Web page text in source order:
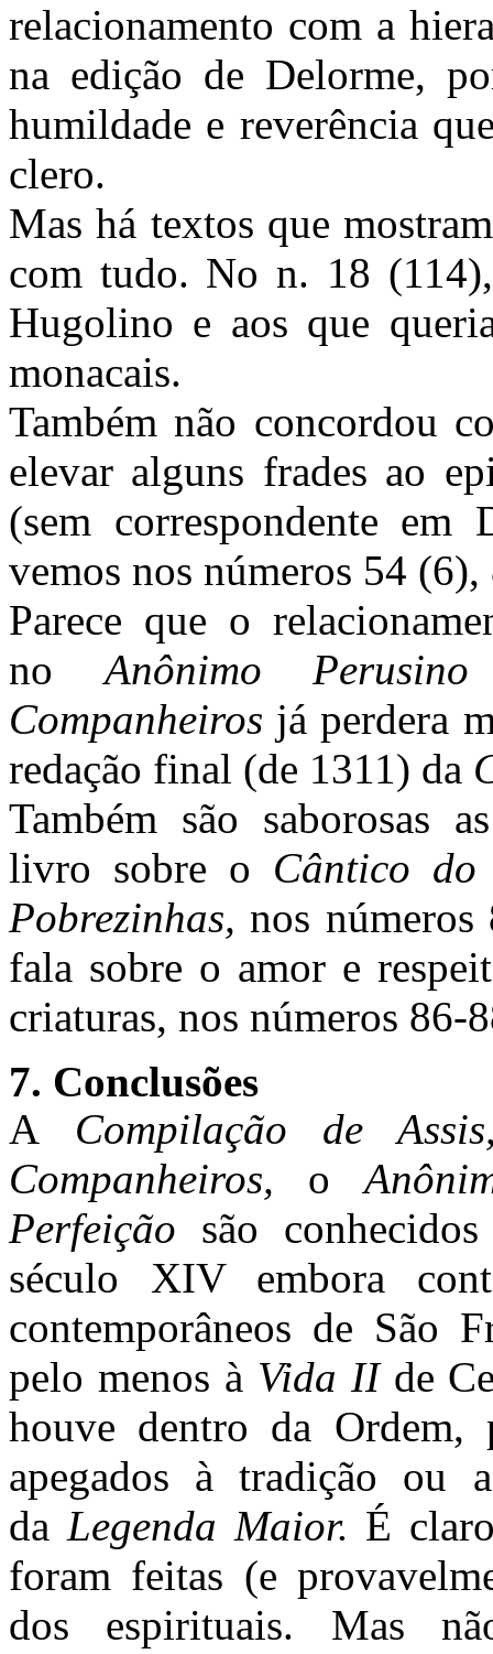
relacionamento com a
na edição de Delorme,
humildade e reverência
clero.
Mas há textos que
com tudo. No n. 18
Hugolino e aos que
monacais.
Também não concordou
elevar alguns frades ao
(sem correspondente em
vemos nos números 54
Parece que o
noAnônimo
Companheiros já perdera
redação final (de 1311) da
Também são saborosas
livro sobre o Cântico
Pobrezinhas,nos
fala sobre o amor e
criaturas, nos números 86-
7. Conclusões
A Compilação de
Companheiros, o
Perfeição são
século XIV embora
contemporâneos de São
pelo menos à Vida II de
houve dentro da Ordem,
apegados à tradição ou
da Legenda Maior. É
foram feitas (e
dos espirituais. Mas